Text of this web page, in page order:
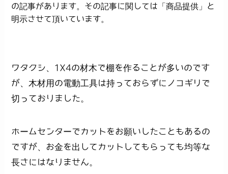
の記事があります。その記事に関しては「商品提供」と
明示させて頂いています。
ワタクシ、1X4の材木で棚を作ることが多いのです
が、木材用の電動工具は持っておらずにノコギリで
切っておりました。
ホームセンターでカットをお願いしたこともあるの
ですが、お金を出してカットしてもらっても均等な
長さにはなりません。